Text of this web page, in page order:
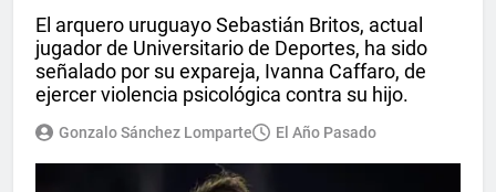
El arquero uruguayo Sebastián Britos, actual
jugador de Universitario de Deportes, ha sido
señalado por su expareja, Ivanna Caffaro, de
ejercer violencia psicológica contra su hijo.
Gonzalo Sánchez Lomparte El Año Pasado